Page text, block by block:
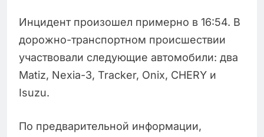
Инцидент произошел примерно в 16:54. В
дорожно-транспортном происшествии
участвовали следующие автомобили: два
Matiz, Nexia-3, Tracker, Onix, CHERY и
Isuzu.
По предварительной информации,